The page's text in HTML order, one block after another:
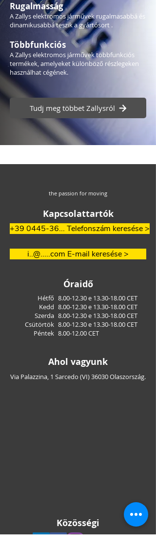
Rugalmasság
A Zallys elektromos járművek rugalmasabbá és
dinamikusabbá teszik a gyártósort .
Többfunkciós
A Zallys elektromos járművek többfunkciós
termékek, amelyeket különböző részlegeken
használhat cégének.
Tudj meg többet Zallysról
the passion for moving
Kapcsolattartók
+39 0445-36... Telefonszám keresése >
i..@.....com E-mail keresése >
Óraidő
Hétfő
Kedd
Szerda
Csütörtök
Péntek
8.00-12.30e 13.30-18.00CET
8.00-12.30e 13.30-18.00CET
8.00-12.30e 13.30-18.00CET
8.00-12.30e 13.30-18.00CET
8.00-12.00CET
Ahol vagyunk
Via Palazzina, 1 Sarcedo (VI) 36030 Olaszország.
Közösségi